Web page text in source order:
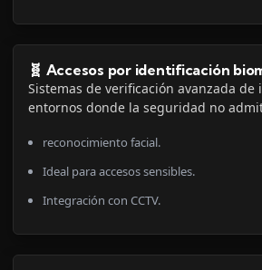
🧬 Accesos por identificación
Sistemas de verificación avanzada
entornos donde la seguridad no
reconocimiento facial.
Ideal para accesos sensibles.
Integración con CCTV.